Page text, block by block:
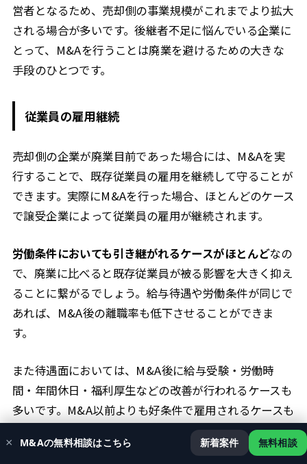
営者となるため、売却側の事業規模がこれまでより拡大
される場合が多いです。後継者不足に悩んでいる企業に
とって、M&Aを行うことは廃業を避けるための大きな
手段のひとつです。
従業員の雇用継続
売却側の企業が廃業目前であった場合には、M&Aを実
行することで、既存従業員の雇用を継続して守ることが
できます。実際にM&Aを行った場合、ほとんどのケース
で譲受企業によって従業員の雇用が継続されます。
労働条件においても引き継がれるケースがほとんどなの
で、廃業に比べると既存従業員が被る影響を大きく抑え
ることに繋がるでしょう。給与待遇や労働条件が同じで
あれば、M&A後の離職率も低下させることができま
す。
また待遇面においては、M&A後に給与受験・労働時
間・年間休日・福利厚生などの改善が行われるケースも
多いです。M&A以前よりも好条件で雇用されるケースも
あるので、既存従業員にとっては大きなメリットとなり
得ます。
× M&Aの無料相談はこちら 新着案件 無料相談